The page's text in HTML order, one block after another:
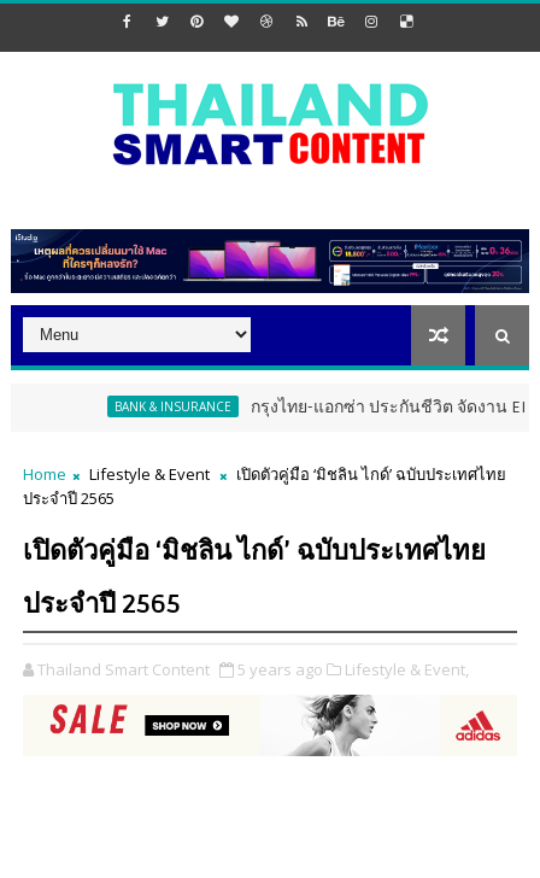
BANK & INSURANCE กรุงไทย-แอกซ่า ประกันชีวิต จัดงาน ERD
Home Lifestyle & Event
เปิดตัวคู่มือ ‘มิชลิน ไกด์’ ฉบับประเทศไทย
ประจำปี 2565
เปิดตัวคู่มือ ‘มิชลิน ไกด์’ ฉบับประเทศไทย
ประจำปี 2565
Thailand Smart Content 5 years ago Lifestyle & Event,